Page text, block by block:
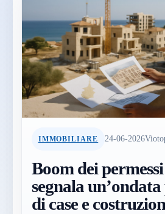
IMMOBILIARE 24-06-2026
Boom dei
segnala
di case e